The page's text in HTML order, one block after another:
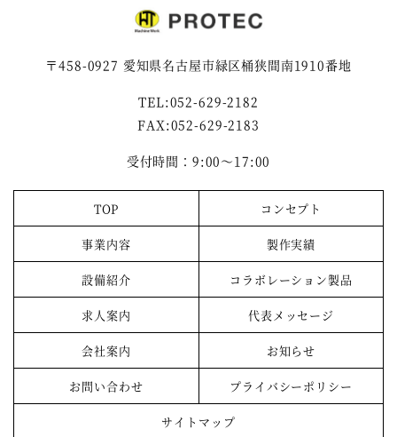
〒458-0927 愛知県名古屋市緑区桶狭間南1910番地
TEL:052-629-2182
FAX:052-629-2183
受付時間：9:00～17:00
TOP コンセプト
事業内容 製作実績
設備紹介 コラボレーション製品
求人案内 代表メッセージ
会社案内 お知らせ
お問い合わせ プライバシーポリシー
サイトマップ